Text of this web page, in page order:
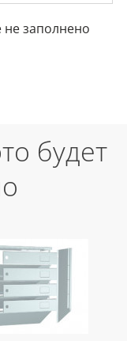
заполнено
будет